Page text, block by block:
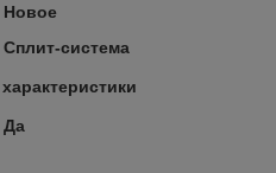
Новое
Сплит-система
Да